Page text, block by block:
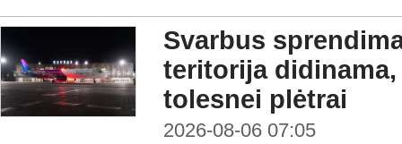
Svarbus
teritorija
tolesnei plėtrai
2026-08-06 07:05